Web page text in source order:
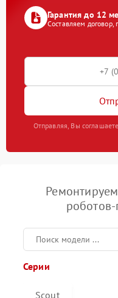
Гарантия до 12
Составляем договор,
Отправляя, Вы
Серии
Scout